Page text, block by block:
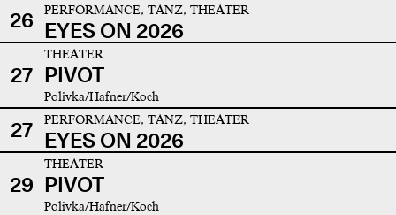
26
PERFORMANCE, TANZ, THEATER
EYES ON 2026
27
THEATER
PIVOT
Polivka/Hafner/Koch
27 PERFORMANCE, TANZ, THEATER
EYES ON 2026
29
THEATER
PIVOT
Polivka/Hafner/Koch